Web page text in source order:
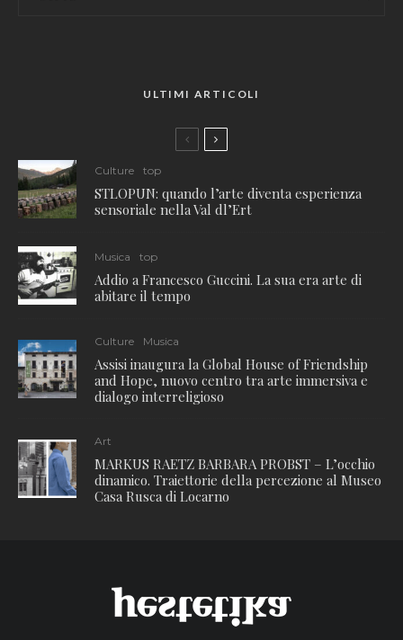
ULTIMI ARTICOLI
Culture top
STLOPUN: quando l’arte diventa esperienza
sensoriale nella Val dl’Ert
Musica top
Addio a Francesco Guccini. La sua era arte di
abitare il tempo
Culture Musica
Assisi inaugura la Global House of Friendship
and Hope, nuovo centro tra arte immersiva e
dialogo interreligioso
Art
MARKUS RAETZ BARBARA PROBST – L’occhio
dinamico. Traiettorie della percezione al Museo
Casa Rusca di Locarno